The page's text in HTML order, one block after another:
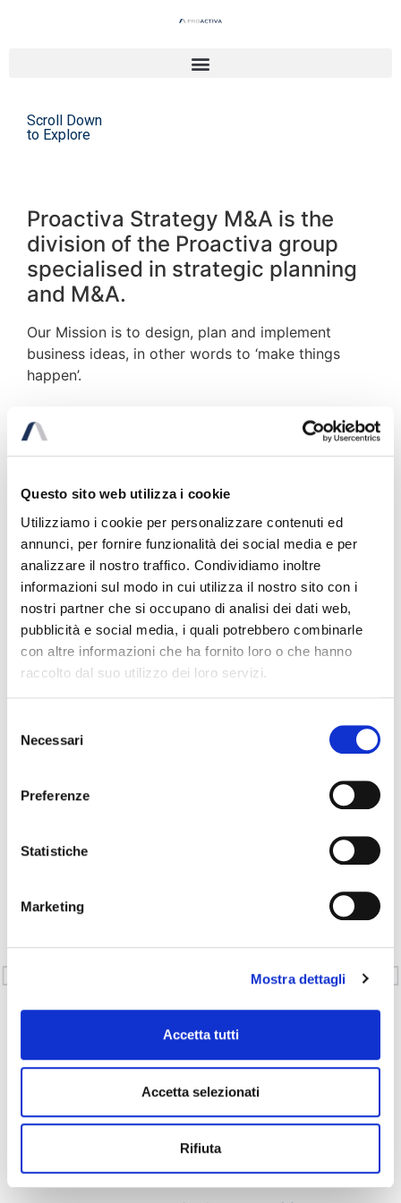
Questo sito web utilizza i cookie
Utilizziamo i cookie per personalizzare contenuti ed
annunci, per fornire funzionalità dei social media e per
analizzare il nostro traffico. Condividiamo inoltre
informazioni sul modo in cui utilizza il nostro sito con i
nostri partner che si occupano di analisi dei dati web,
pubblicità e social media, i quali potrebbero combinarle
con altre informazioni che ha fornito loro o che hanno
raccolto dal suo utilizzo dei loro servizi.
delNecessari
Preferenze
Statistiche
Marketing
Mostra dettagli
Accetta tutti
Accetta selezionati
Rifiuta
Scroll Down
to Explore
Proactiva Strategy M&A is the
division of the Proactiva group
specialised in strategic planning
and M&A.
Our Mission is to design, plan and implement
business ideas, in other words to ‘make things
happen’.
CONTEST
Part of the majority shareholders wanted to cede
control of the company and disengage from company
management, while the other part of the majority
shareholders were interested in maintaining the
investment within the company
ACTIVITY
definiton of a new control structure after the sale of his
equity share by one of the majority shareholders.
the equity share value and for the protection of the
SUCCESSIVO
Recovery project – feed sector